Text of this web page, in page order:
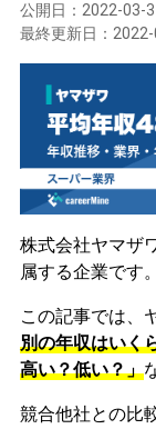
公開日： 2022-03-
最終更新日：
株式会社ヤマザ
属する企業です。
この記事では、
別の年収はいく
高い？低い？」
競合他社との比